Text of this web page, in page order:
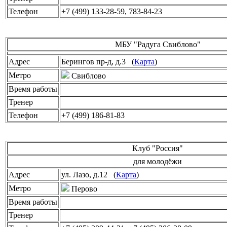
Телефон
+7 (499) 133-28-59, 783-84-23
МБУ "Радуга Свиблово"
Адрес
Берингов пр-д, д.3 (Карта)
Метро
Свиблово
Время работы
Тренер
Телефон
+7 (499) 186-81-83
Клуб "Россия"
для молодёжи
Адрес
ул. Лазо, д.12 (Карта)
Метро
Перово
Время работы
Тренер